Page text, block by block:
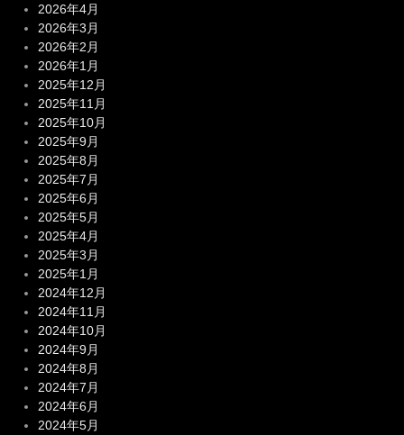
2026年4月
2026年3月
2026年2月
2026年1月
2025年12月
2025年11月
2025年10月
2025年9月
2025年8月
2025年7月
2025年6月
2025年5月
2025年4月
2025年3月
2025年1月
2024年12月
2024年11月
2024年10月
2024年9月
2024年8月
2024年7月
2024年6月
2024年5月